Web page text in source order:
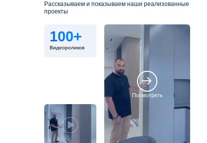
Рассказываем и показываем наши реализованные
проекты
100+
Видеороликов
Посмотреть